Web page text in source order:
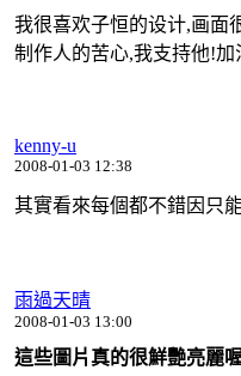
我很喜欢子恒的设计,画面
制作人的苦心,我支持他!加
kenny-u
2008-01-03 12:38
其實看來每個都不錯因只
雨過天晴
2008-01-03 13:00
這些圖片真的很鮮艷亮麗